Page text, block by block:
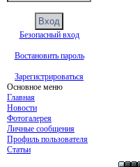
Безопасный вход
Востановить пароль
Зарегистрироваться
Основное меню
Главная
Новости
Фотогалерея
Личные сообщения
Профиль пользователя
Статьи